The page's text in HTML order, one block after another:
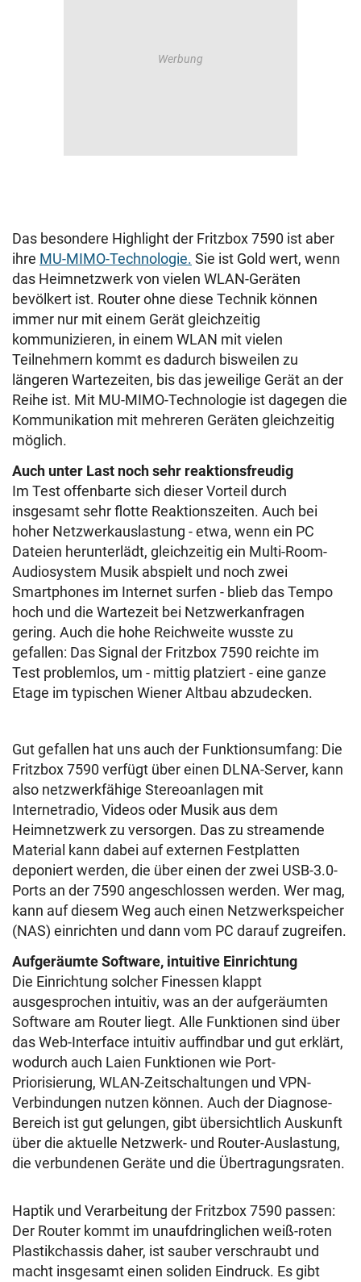
Das besondere Highlight der Fritzbox 7590 ist aber
ihre MU-MIMO-Technologie. Sie ist Gold wert, wenn
das Heimnetzwerk von vielen WLAN-Geräten
bevölkert ist. Router ohne diese Technik können
immer nur mit einem Gerät gleichzeitig
kommunizieren, in einem WLAN mit vielen
Teilnehmern kommt es dadurch bisweilen zu
längeren Wartezeiten, bis das jeweilige Gerät an der
Reihe ist. Mit MU-MIMO-Technologie ist dagegen die
Kommunikation mit mehreren Geräten gleichzeitig
möglich.
Auch unter Last noch sehr reaktionsfreudig
Im Test offenbarte sich dieser Vorteil durch
insgesamt sehr flotte Reaktionszeiten. Auch bei
hoher Netzwerkauslastung - etwa, wenn ein PC
Dateien herunterlädt, gleichzeitig ein Multi-Room-
Audiosystem Musik abspielt und noch zwei
Smartphones im Internet surfen - blieb das Tempo
hoch und die Wartezeit bei Netzwerkanfragen
gering. Auch die hohe Reichweite wusste zu
gefallen: Das Signal der Fritzbox 7590 reichte im
Test problemlos, um - mittig platziert - eine ganze
Etage im typischen Wiener Altbau abzudecken.
Gut gefallen hat uns auch der Funktionsumfang: Die
Fritzbox 7590 verfügt über einen DLNA-Server, kann
also netzwerkfähige Stereoanlagen mit
Internetradio, Videos oder Musik aus dem
Heimnetzwerk zu versorgen. Das zu streamende
Material kann dabei auf externen Festplatten
deponiert werden, die über einen der zwei USB-3.0-
Ports an der 7590 angeschlossen werden. Wer mag,
kann auf diesem Weg auch einen Netzwerkspeicher
(NAS) einrichten und dann vom PC darauf zugreifen.
Aufgeräumte Software, intuitive Einrichtung
Die Einrichtung solcher Finessen klappt
ausgesprochen intuitiv, was an der aufgeräumten
Software am Router liegt. Alle Funktionen sind über
das Web-Interface intuitiv auffindbar und gut erklärt,
wodurch auch Laien Funktionen wie Port-
Priorisierung, WLAN-Zeitschaltungen und VPN-
Verbindungen nutzen können. Auch der Diagnose-
Bereich ist gut gelungen, gibt übersichtlich Auskunft
über die aktuelle Netzwerk- und Router-Auslastung,
die verbundenen Geräte und die Übertragungsraten.
Haptik und Verarbeitung der Fritzbox 7590 passen:
Der Router kommt im unaufdringlichen weiß-roten
Plastikchassis daher, ist sauber verschraubt und
macht insgesamt einen soliden Eindruck. Es gibt